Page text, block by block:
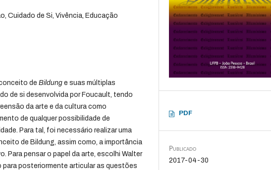
Cuidado de Si, Vivência, Educação
deBildung e suas múltiplas
de si desenvolvida por Foucault, tendo
da arte e da cultura como
de qualquer possibilidade de
Para tal, foi necessário realizar uma
de Bildung, assim como, a importância
Para pensar o papel da arte, escolhi Walter
para posteriormente articular as questões
PDF
Publicado
2017-04-30